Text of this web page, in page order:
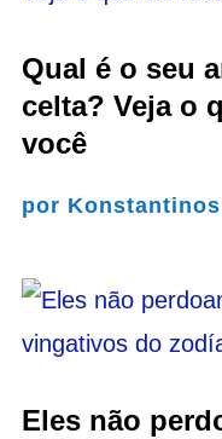
Qual é o seu
celta? Veja o
você
por Konstantinos
Eles não